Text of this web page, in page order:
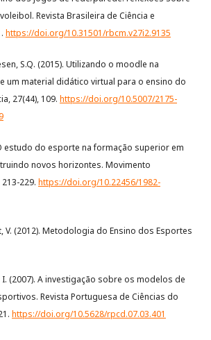
Revista Brasileira de Ciência e
https://doi.org/10.31501/rbcm.v27i2.9135
S.Q. (2015). Utilizando o moodle na
um material didático virtual para o ensino do
27(44), 109. https://doi.org/10.5007/2175-
estudo do esporte na formação superior em
novos horizontes. Movimento
213-229. https://doi.org/10.22456/1982-
V. (2012). Metodologia do Ensino dos Esportes
I. (2007). A investigação sobre os modelos de
Revista Portuguesa de Ciências do
https://doi.org/10.5628/rpcd.07.03.401